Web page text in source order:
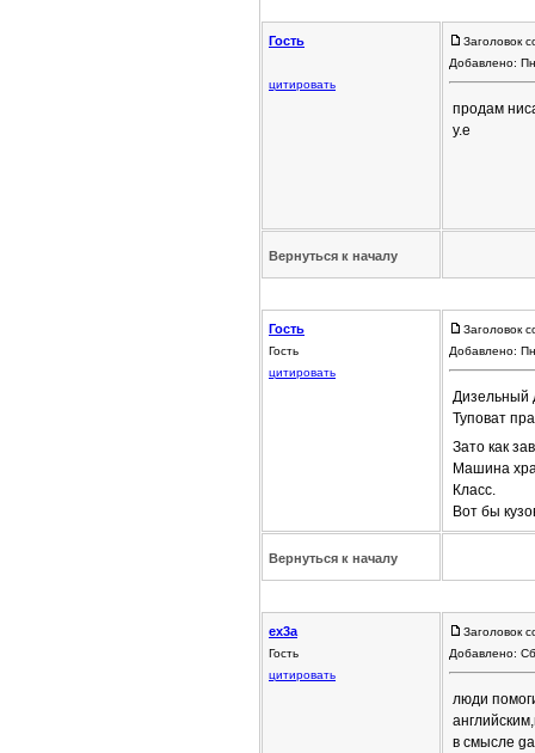
Гость
цитировать
Заголовок
Добавлено:
продам
у.е
Вернуться к началу
Гость
Гость
цитировать
Заголовок
Добавлено:
Дизельный
Туповат
Зато как
Машина
Класс.
Вот бы
Вернуться к началу
ex3a
Гость
цитировать
Заголовок
Добавлено:
люди
в смысле